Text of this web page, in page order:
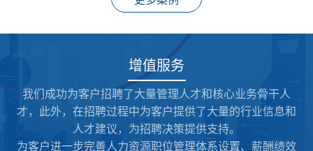
增值服务
我们成功为客户招聘了大量管理人才和核心业务骨干人
才，此外，在招聘过程中为客户提供了大量的行业信息和
人才建议，为招聘决策提供支持。
为客户进一步完善人力资源职位管理体系设置、薪酬绩效